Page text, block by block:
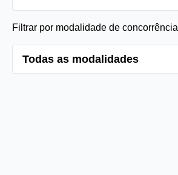
Filtrar por modalidade de concorrência